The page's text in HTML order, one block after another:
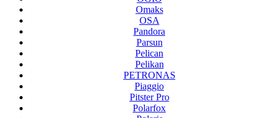
Omaks
OSA
Pandora
Parsun
Pelican
Pelikan
PETRONAS
Piaggio
Pitster Pro
Polarfox